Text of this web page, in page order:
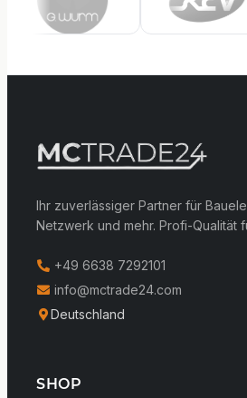
Ihr zuverlässiger Partner für
Netzwerk und mehr. Profi-Qualität
+49 6638 7292101
info@mctrade24.com
Deutschland
SHOP